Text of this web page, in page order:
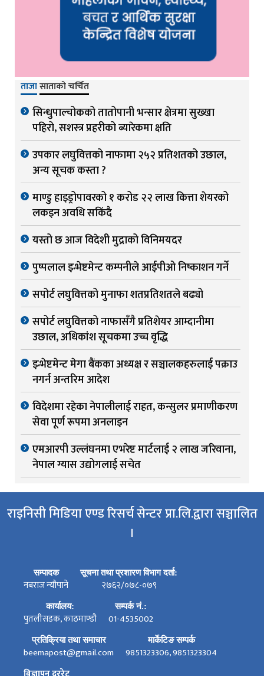
ताजासाताको चर्चित
सिन्धुपाल्चोकको तातोपानी भन्सार क्षेत्रमा सुख्खा
पहिरो, सशस्त्र प्रहरीको ब्यारेकमा क्षति
उपकार लघुवित्तको नाफामा २५२ प्रतिशतको उछाल,
अन्य सूचक कस्ता ?
माण्डु हाइड्रोपावरको १ करोड २२ लाख कित्ता शेयरको
लकइन अवधि सकिंदै
यस्तो छ आज विदेशी मुद्राको विनिमयदर
पुष्पलाल इन्भेष्टमेन्ट कम्पनीले आईपीओ निष्काशन गर्ने
सपोर्ट लघुवित्तको मुनाफा शतप्रतिशतले बढ्यो
सपोर्ट लघुवित्तको नाफासँगै प्रतिशेयर आम्दानीमा
उछाल, अधिकांश सूचकमा उच्च वृद्धि
इन्भेष्टमेन्ट मेगा बैंकका अध्यक्ष र सञ्चालकहरुलाई पक्राउ
नगर्न अन्तरिम आदेश
विदेशमा रहेका नेपालीलाई राहत, कन्सुलर प्रमाणीकरण
सेवा पूर्ण रूपमा अनलाइन
एमआरपी उल्लंघनमा एभरेष्ट मार्टलाई २ लाख जरिवाना,
नेपाल ग्यास उद्योगलाई सचेत
राइनिसी मिडिया एण्ड रिसर्च सेन्टर प्रा.लि.द्वारा सञ्चालित
।
सम्पादक
नबराज न्यौपाने
सूचना तथा प्रशारण विभाग दर्ता:
२७६२/०७८-०७९
कार्यालय:
पुतलीसडक, काठमाण्डौ
सम्पर्क नं.:
01-4535002
प्रतिक्रिया तथा समाचार
beemapost@gmail.com
मार्केटिङ सम्पर्क
9851323306, 9851323304